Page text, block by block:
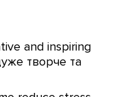
and inspiring
творче та